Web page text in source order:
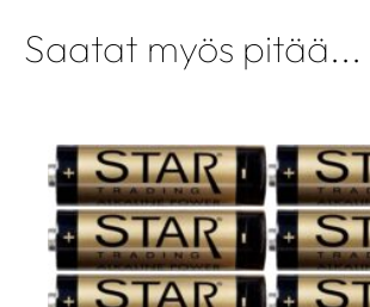
Saatat myös pitää...